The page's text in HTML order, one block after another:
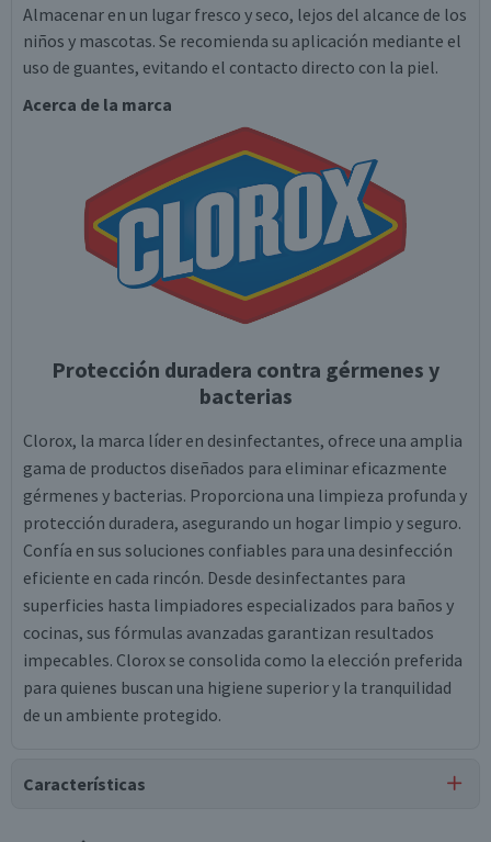
Almacenar en un lugar fresco y seco, lejos del alcance de los
niños y mascotas. Se recomienda su aplicación mediante el
uso de guantes, evitando el contacto directo con la piel.
Acerca de la marca
Protección duradera contra gérmenes y
bacterias
Clorox, la marca líder en desinfectantes, ofrece una amplia
gama de productos diseñados para eliminar eficazmente
gérmenes y bacterias. Proporciona una limpieza profunda y
protección duradera, asegurando un hogar limpio y seguro.
Confía en sus soluciones confiables para una desinfección
eficiente en cada rincón. Desde desinfectantes para
superficies hasta limpiadores especializados para baños y
cocinas, sus fórmulas avanzadas garantizan resultados
impecables. Clorox se consolida como la elección preferida
para quienes buscan una higiene superior y la tranquilidad
de un ambiente protegido.
Características